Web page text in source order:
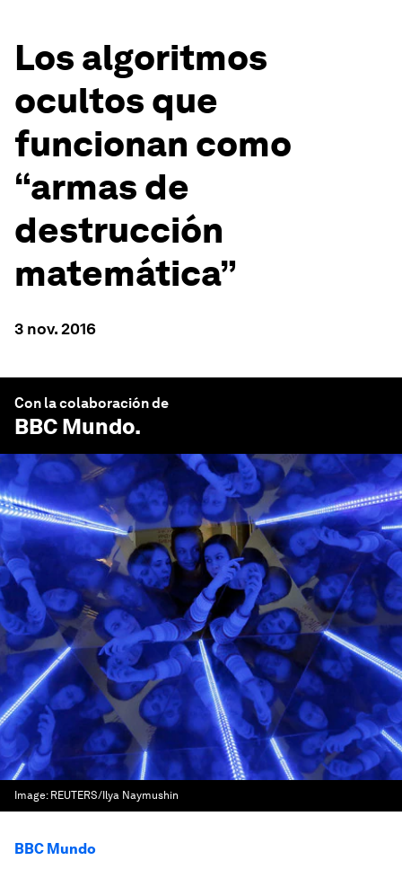
Los algoritmos
ocultos que
funcionan como
“armas de
destrucción
matemática”
3 nov. 2016
Con la colaboración de
BBC Mundo.
Image: REUTERS/Ilya Naymushin
BBC Mundo